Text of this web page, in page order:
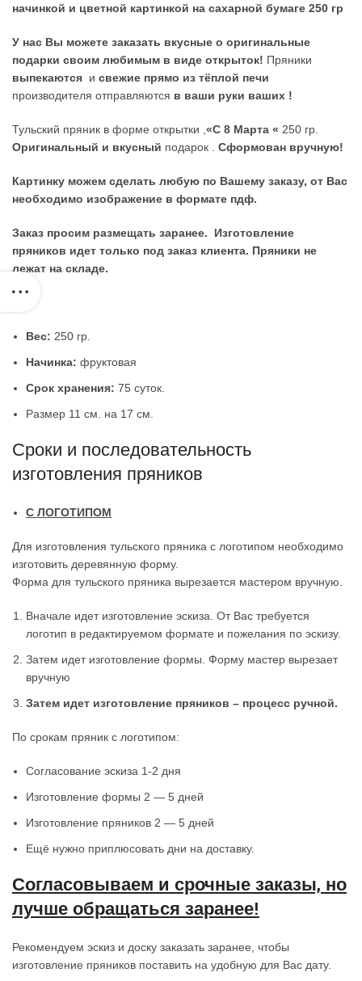
начинкой и цветной картинкой на сахарной бумаге 250 гр
У нас Вы можете заказать вкусные о оригинальные
подарки своим любимым в виде открыток! Пряники
выпекаются и свежие прямо из тёплой печи
производителя отправляются в ваши руки ваших !
Тульский пряник в форме открытки , «С 8 Марта « 250 гр.
Оригинальный и вкусный подарок . Сформован вручную!
Картинку можем сделать любую по Вашему заказу, от Вас
необходимо изображение в формате пдф.
Заказ просим размещать заранее. Изготовление
пряников идет только под заказ клиента. Пряники не
лежат на складе.
Вес: 250 гр.
Начинка: фруктовая
Срок хранения: 75 суток.
Размер 11 см. на 17 см.
Сроки и последовательность
изготовления пряников
С ЛОГОТИПОМ
Для изготовления тульского пряника с логотипом необходимо
изготовить деревянную форму.
Форма для тульского пряника вырезается мастером вручную.
Вначале идет изготовление эскиза. От Вас требуется
логотип в редактируемом формате и пожелания по эскизу.
Затем идет изготовление формы. Форму мастер вырезает
вручную
Затем идет изготовление пряников – процесс ручной.
По срокам пряник с логотипом:
Согласование эскиза 1-2 дня
Изготовление формы 2 — 5 дней
Изготовление пряников 2 — 5 дней
Ещё нужно приплюсовать дни на доставку.
Согласовываем и срочные заказы, но
лучше обращаться заранее!
Рекомендуем эскиз и доску заказать заранее, чтобы
изготовление пряников поставить на удобную для Вас дату.